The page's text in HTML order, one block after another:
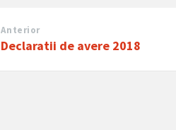
Anterior
Declaratii de avere 2018